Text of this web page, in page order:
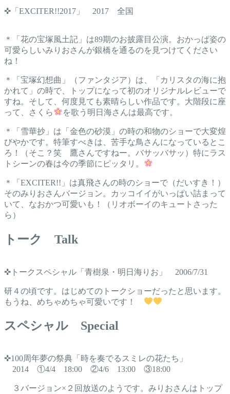
✜「EXCITER!!2017」 2017 全国
＊「花の宝塚風土記」は89期のお披露目公演。おかっぱ姿の
可愛らしいみりおさんが銀橋を通るのを見つけてください
ね！
＊「宝塚幻想曲」（ファンタジア）は、「カリスタの海に抱
かれて」の時で、トップになって初のオリジナルレビューで
すね。そして、何度見ても素晴らしい作品です。大階段に座
って、さくら
を歌う明日海さんは最高です。
＊「雪華抄」は「金色の砂漠」の時の和物のショーで大変煌
びやかです。特筆すべきは、苦手な鳥さんになっているとこ
ろ！（そこ？笑 鷹さんですねー。バサッバサッ）特にラス
トシーンの春は今の季節にピッタリ。
＊「EXCITER!!」は真飛さんの時のショーで（だいすき！）
そのみりおさんバージョン。カッコイイがいっぱい詰まって
いて、なおかつ可愛いも！（リオボーイのキュートさった
ら）
トーク Talk
✜トークスペシャル「青樹泉・明日海りお」 2006/7/31
研４の頃です。はじめてのトークショーだったと思います。
もうね、めちゃめちゃ可愛いです！
スペシャル Special
✜100周年夢の祭典「時を奏でるスミレの花たち」
2014 ①4/4 18:00 ②4/6 13:00 ③18:00
３バージョン×２回放送のようです。みりおさんはトップ